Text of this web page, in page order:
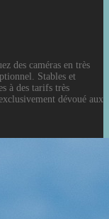
des caméras en très
Stables et
à des tarifs très
dévoué aux